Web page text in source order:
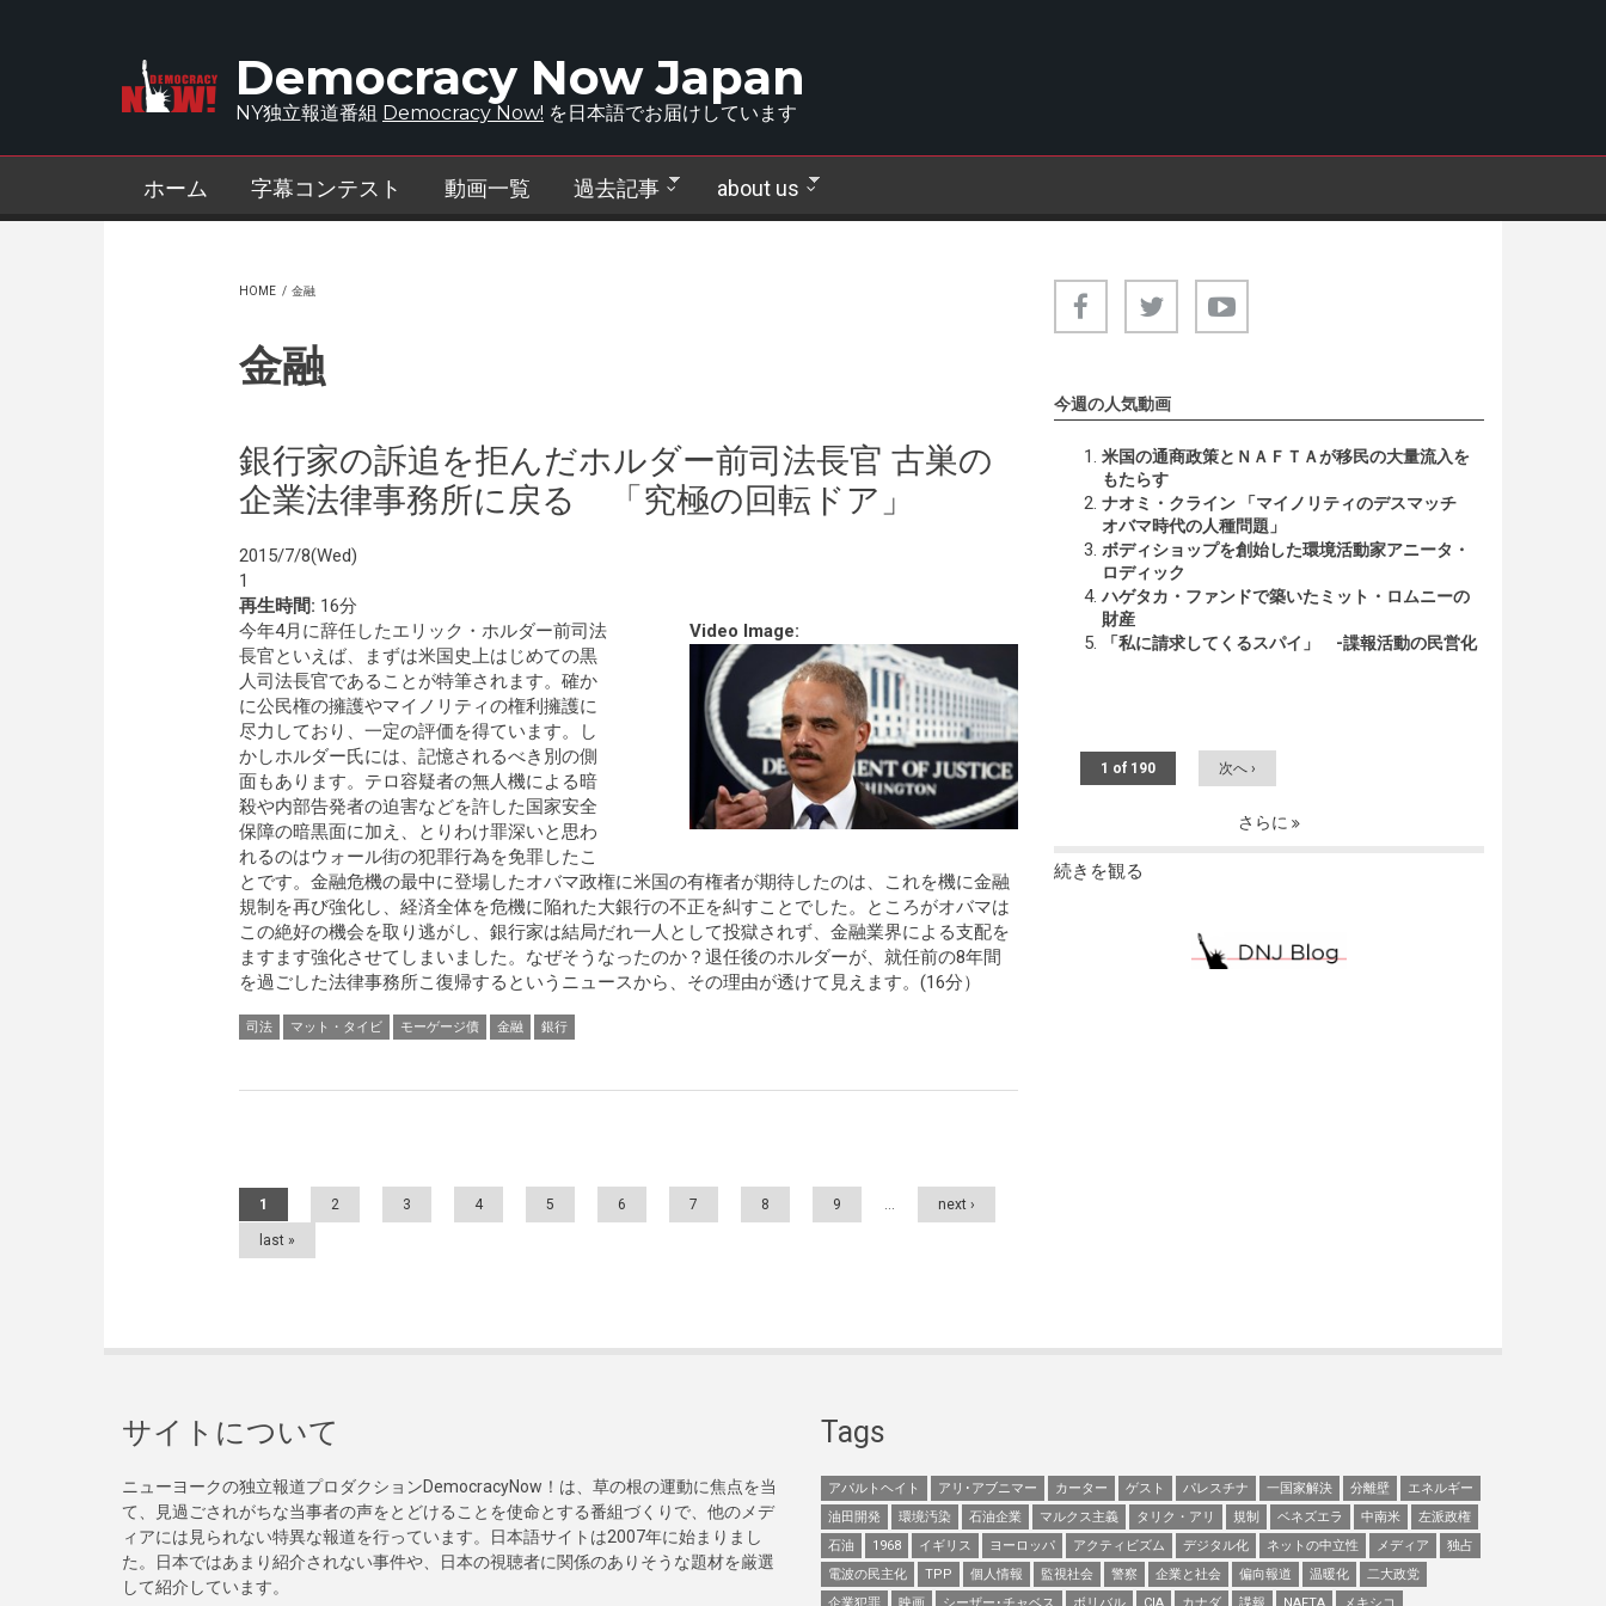
Democracy Now Japan
NY独立報道番組 Democracy Now! を日本語でお届けしています
ホーム 字幕コンテスト 動画一覧 過去記事 about us
HOME / 金融
金融
銀行家の訴追を拒んだホルダー前司法長官 古巣の
企業法律事務所に戻る 「究極の回転ドア」
2015/7/8(Wed)
1
再生時間: 16分
Video Image:
今年4月に辞任したエリック・ホルダー前司法
長官といえば、まずは米国史上はじめての黒
人司法長官であることが特筆されます。確か
に公民権の擁護やマイノリティの権利擁護に
尽力しており、一定の評価を得ています。し
かしホルダー氏には、記憶されるべき別の側
面もあります。テロ容疑者の無人機による暗
殺や内部告発者の迫害などを許した国家安全
保障の暗黒面に加え、とりわけ罪深いと思わ
れるのはウォール街の犯罪行為を免罪したこ
とです。金融危機の最中に登場したオバマ政権に米国の有権者が期待したのは、これを機に金融
規制を再び強化し、経済全体を危機に陥れた大銀行の不正を糾すことでした。ところがオバマは
この絶好の機会を取り逃がし、銀行家は結局だれ一人として投獄されず、金融業界による支配を
ますます強化させてしまいました。なぜそうなったのか？退任後のホルダーが、就任前の8年間
を過ごした法律事務所こ復帰するというニュースから、その理由が透けて見えます。(16分）
司法 マット・タイビ モーゲージ債 金融 銀行
Pages
1 2 3 4 5 6 7 8 9 … next ›
last »
今週の人気動画
米国の通商政策とＮＡＦＴＡが移民の大量流入を
もたらす
ナオミ・クライン 「マイノリティのデスマッチ
オバマ時代の人種問題」
ボディショップを創始した環境活動家アニータ・
ロディック
ハゲタカ・ファンドで築いたミット・ロムニーの
財産
「私に請求してくるスパイ」 -諜報活動の民営化
1 of 190 次へ ›
さらに
続きを観る
サイトについて
ニューヨークの独立報道プロダクションDemocracyNow！は、草の根の運動に焦点を当
て、見過ごされがちな当事者の声をとどけることを使命とする番組づくりで、他のメデ
ィアには見られない特異な報道を行っています。日本語サイトは2007年に始まりまし
た。日本ではあまり紹介されない事件や、日本の視聴者に関係のありそうな題材を厳選
して紹介しています。
Tags
アパルトヘイト アリ･アブニマー カーター ゲスト パレスチナ 一国家解決 分離壁
エネルギー
油田開発
環境汚染 石油企業 マルクス主義 タリク・アリ 規制 ベネズエラ 中南米
左派政権
石油
1968 イギリス ヨーロッパ アクティビズム デジタル化 ネットの中立性 メディア
独占
電波の民主化
TPP 個人情報 監視社会 警察 企業と社会 偏向報道 温暖化
二大政党